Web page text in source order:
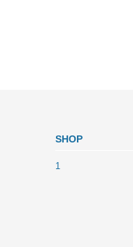
SHOP
1